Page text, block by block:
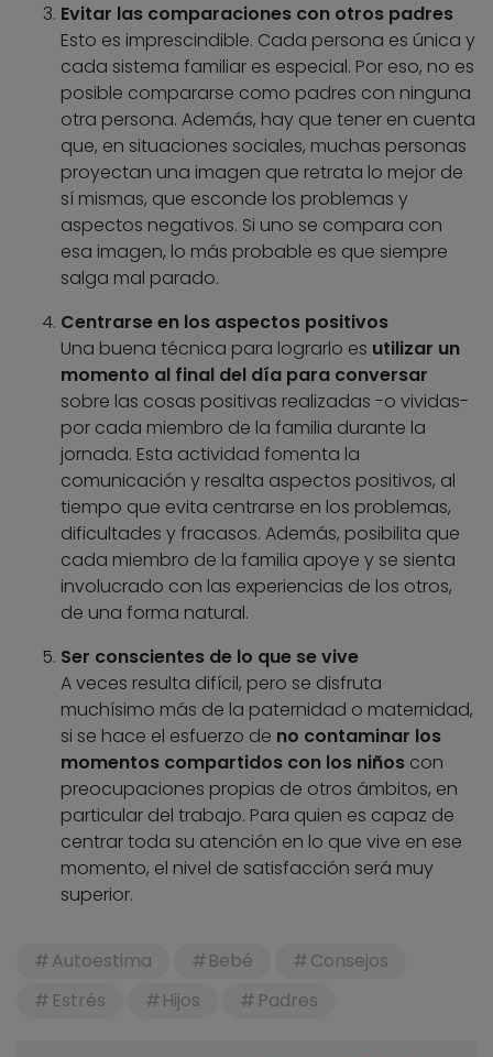
Evitar las comparaciones con otros padres
Esto es imprescindible. Cada persona es única y
cada sistema familiar es especial. Por eso, no es
posible compararse como padres con ninguna
otra persona. Además, hay que tener en cuenta
que, en situaciones sociales, muchas personas
proyectan una imagen que retrata lo mejor de
sí mismas, que esconde los problemas y
aspectos negativos. Si uno se compara con
esa imagen, lo más probable es que siempre
salga mal parado.
Centrarse en los aspectos positivos
Una buena técnica para lograrlo es utilizar un
momento al final del día para conversar
sobre las cosas positivas realizadas -o vividas-
por cada miembro de la familia durante la
jornada. Esta actividad fomenta la
comunicación y resalta aspectos positivos, al
tiempo que evita centrarse en los problemas,
dificultades y fracasos. Además, posibilita que
cada miembro de la familia apoye y se sienta
involucrado con las experiencias de los otros,
de una forma natural.
Ser conscientes de lo que se vive
A veces resulta difícil, pero se disfruta
muchísimo más de la paternidad o maternidad,
si se hace el esfuerzo de no contaminar los
momentos compartidos con los niños con
preocupaciones propias de otros ámbitos, en
particular del trabajo. Para quien es capaz de
centrar toda su atención en lo que vive en ese
momento, el nivel de satisfacción será muy
superior.
Autoestima Bebé
Consejos
Estrés
Hijos Padres